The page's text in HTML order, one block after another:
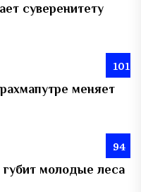
суверенитету
101
меняет
94
молодые леса